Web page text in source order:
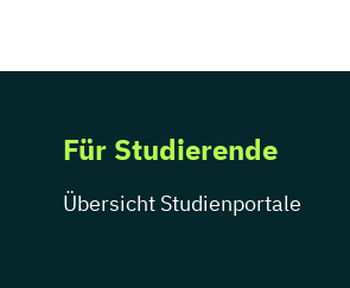
Für Studierende
Übersicht Studienportale